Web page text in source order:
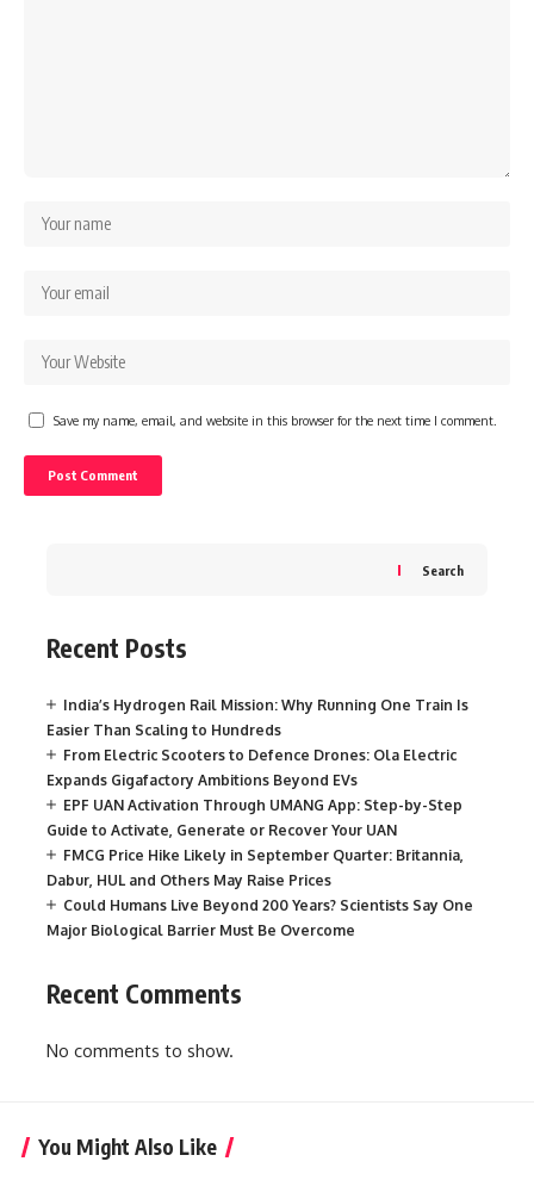
Save my name, email, and website in this browser for the next time I comment.
Search
Recent Posts
India’s Hydrogen Rail Mission: Why Running One Train Is
Easier Than Scaling to Hundreds
From Electric Scooters to Defence Drones: Ola Electric
Expands Gigafactory Ambitions Beyond EVs
EPF UAN Activation Through UMANG App: Step-by-Step
Guide to Activate, Generate or Recover Your UAN
FMCG Price Hike Likely in September Quarter: Britannia,
Dabur, HUL and Others May Raise Prices
Could Humans Live Beyond 200 Years? Scientists Say One
Major Biological Barrier Must Be Overcome
Recent Comments
No comments to show.
You Might Also Like